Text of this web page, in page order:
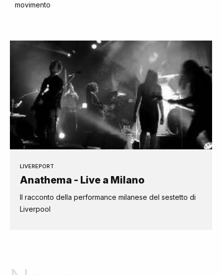
movimento
LIVEREPORT
Anathema - Live a Milano
Il racconto della performance milanese del sestetto di
Liverpool